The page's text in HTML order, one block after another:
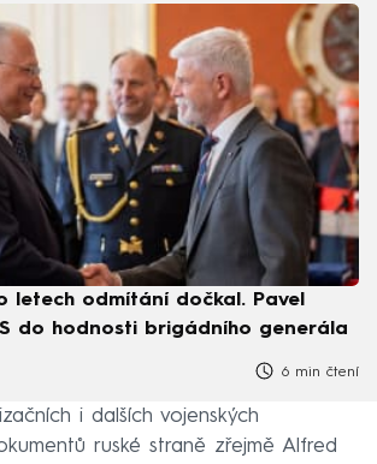
letech odmítání dočkal. Pavel
do hodnosti brigádního generála
6 min čtení
i dalších vojenských
ruské straně zřejmě Alfred